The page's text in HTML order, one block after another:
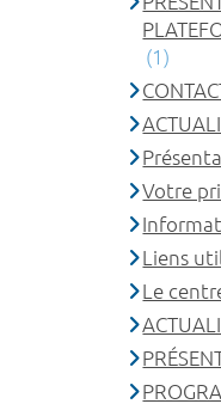
(1)
Votre
Liens
Le